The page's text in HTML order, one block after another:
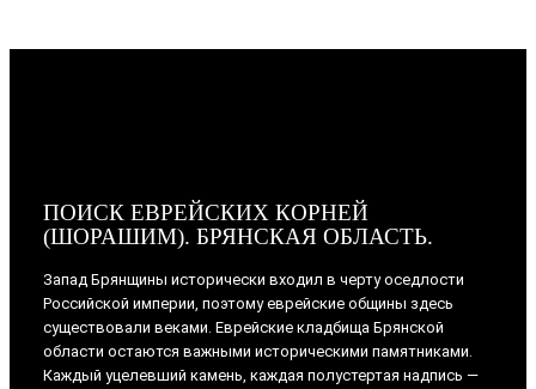
ПОИСК ЕВРЕЙСКИХ КОРНЕЙ
(ШОРАШИМ). БРЯНСКАЯ ОБЛАСТЬ.
Запад Брянщины исторически входил в черту оседлости
Российской империи, поэтому еврейские общины здесь
существовали веками. Еврейские кладбища Брянской
области остаются важными историческими памятниками.
Каждый уцелевший камень, каждая полустертая надпись —